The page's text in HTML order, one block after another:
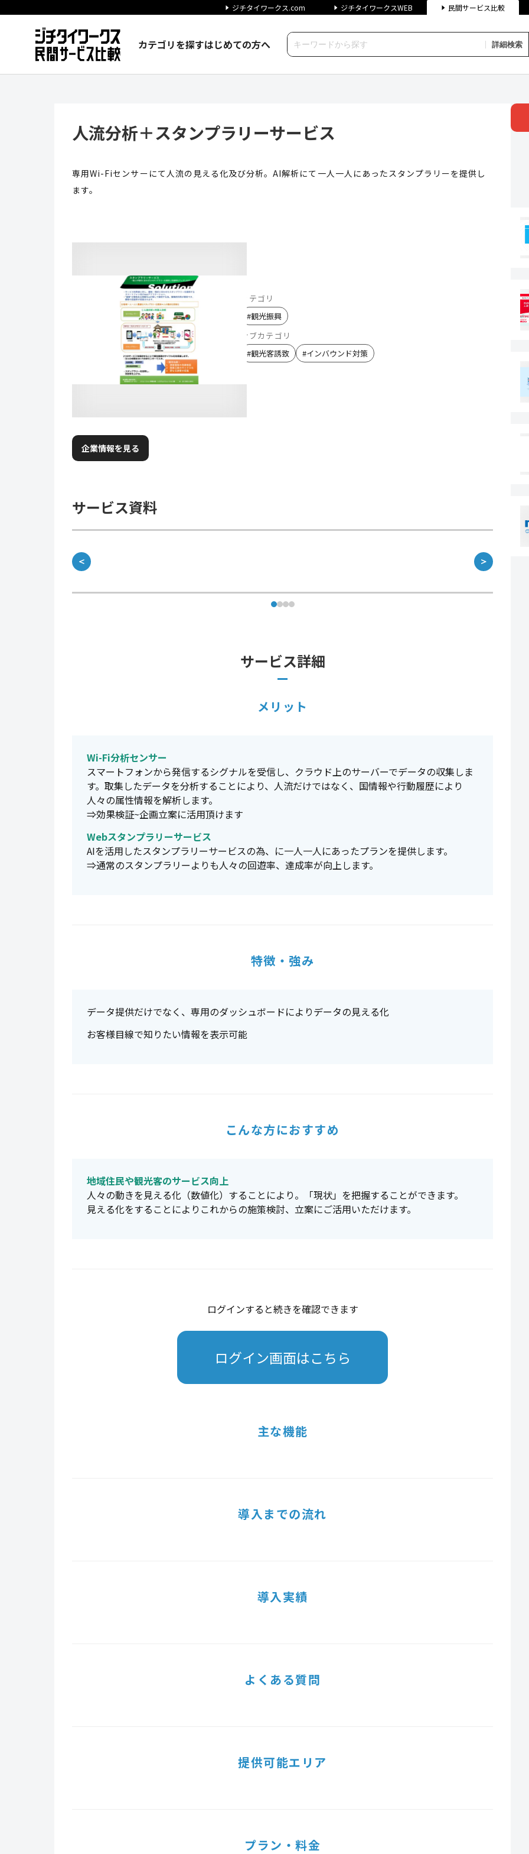
ジチタイワークス.com ジチタイワークスWEB 民間サービス比較
カテゴリを探すはじめての方へ 詳細検索
人流分析＋スタンプラリーサービス
専用Wi-Fiセンサーにて人流の見える化及び分析。AI解析にて一人一人にあったスタンプラリーを提供し
ます。
カテゴリ
#観光振興
サブカテゴリ
#観光客誘致 #インバウンド対策
企業情報を見る
サービス資料
＜ ＞
サービス詳細
メリット
Wi-Fi分析センサー
スマートフォンから発信するシグナルを受信し、クラウド上のサーバーでデータの収集しま
す。取集したデータを分析することにより、人流だけではなく、国情報や行動履歴により
人々の属性情報を解析します。
⇒効果検証~企画立案に活用頂けます
Webスタンプラリーサービス
AIを活用したスタンプラリーサービスの為、に一人一人にあったプランを提供します。
⇒通常のスタンプラリーよりも人々の回遊率、達成率が向上します。
特徴・強み
データ提供だけでなく、専用のダッシュボードによりデータの見える化
お客様目線で知りたい情報を表示可能
こんな方におすすめ
地域住民や観光客のサービス向上
人々の動きを見える化（数値化）することにより。「現状」を把握することができます。
見える化をすることによりこれからの施策検討、立案にご活用いただけます。
ログインすると続きを確認できます
ログイン画面はこちら
主な機能
導入までの流れ
導入実績
よくある質問
提供可能エリア
プラン・料金